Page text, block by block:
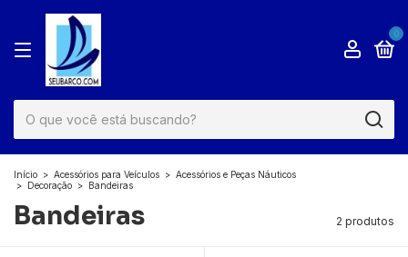
0
Início > Acessórios para Veículos > Acessórios e Peças Náuticos
> Decoração > Bandeiras
Bandeiras 2 produtos